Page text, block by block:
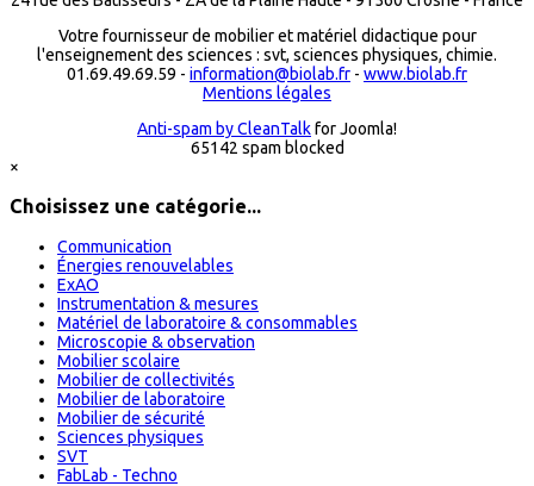
Votre fournisseur de mobilier et matériel didactique pour
l'enseignement des sciences : svt, sciences physiques, chimie.
01.69.49.69.59 - information@biolab.fr - www.biolab.fr
Mentions légales
Anti-spam by CleanTalkfor Joomla!
65142 spam blocked
×
Choisissez une catégorie...
Communication
Énergies renouvelables
ExAO
Instrumentation & mesures
Matériel de laboratoire & consommables
Microscopie & observation
Mobilier scolaire
Mobilier de collectivités
Mobilier de laboratoire
Mobilier de sécurité
Sciences physiques
SVT
FabLab - Techno